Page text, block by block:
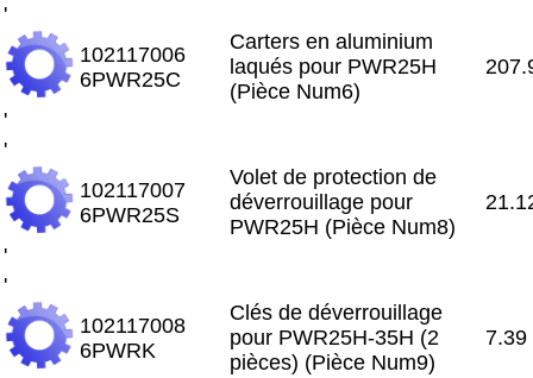
'
'
102117006
6PWR25C
Carters en aluminium
laqués pour PWR25H
(Pièce Num6)
'
'
102117007
6PWR25S
Volet de protection de
déverrouillage pour
PWR25H (Pièce Num8)
'
102117008
6PWRK
Clés de déverrouillage
pour PWR25H-35H (2
pièces) (Pièce Num9)
7.39